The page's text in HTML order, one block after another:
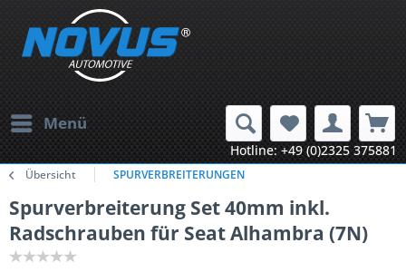
Menü
Hotline: +49 (0)2325 375881
Übersicht SPURVERBREITERUNGEN
Spurverbreiterung Set 40mm inkl.
Radschrauben für Seat Alhambra (7N)